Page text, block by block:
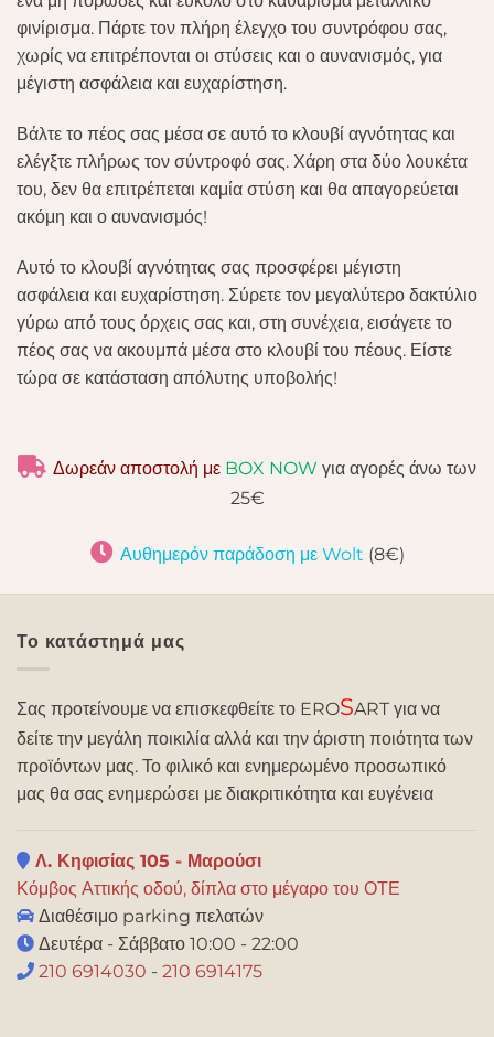
φινίρισμα. Πάρτε τον πλήρη έλεγχο του συντρόφου σας,
χωρίς να επιτρέπονται οι στύσεις και ο αυνανισμός, για
μέγιστη ασφάλεια και ευχαρίστηση.
Βάλτε το πέος σας μέσα σε αυτό το κλουβί αγνότητας και
ελέγξτε πλήρως τον σύντροφό σας. Χάρη στα δύο λουκέτα
του, δεν θα επιτρέπεται καμία στύση και θα απαγορεύεται
ακόμη και ο αυνανισμός!
Αυτό το κλουβί αγνότητας σας προσφέρει μέγιστη
ασφάλεια και ευχαρίστηση. Σύρετε τον μεγαλύτερο δακτύλιο
γύρω από τους όρχεις σας και, στη συνέχεια, εισάγετε το
πέος σας να ακουμπά μέσα στο κλουβί του πέους. Είστε
τώρα σε κατάσταση απόλυτης υποβολής!
Δωρεάν αποστολή με BOX NOW για αγορές άνω των
25€
Αυθημερόν παράδοση με Wolt (8€)
Το κατάστημά μας
Σας προτείνουμε να επισκεφθείτε το EROSART για να
δείτε την μεγάλη ποικιλία αλλά και την άριστη ποιότητα των
προϊόντων μας. Το φιλικό και ενημερωμένο προσωπικό
μας θα σας ενημερώσει με διακριτικότητα και ευγένεια
Λ. Κηφισίας 105 - Μαρούσι
Κόμβος Αττικής οδού, δίπλα στο μέγαρο του ΟΤΕ
Διαθέσιμο parking πελατών
Δευτέρα - Σάββατο 10:00 - 22:00
210 6914030 - 210 6914175